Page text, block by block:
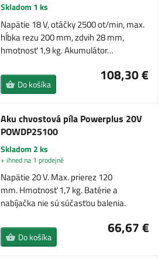
Skladom 1 ks
Napätie 18 V, otáčky 2500 ot/min, max.
hĺbka rezu 200 mm, zdvih 28 mm,
hmotnosť 1,9 kg. Akumulátor…
108,30 €
Do košíka
Aku chvostová píla Powerplus 20V
POWDP25100
Skladom 2 ks
+ ihned na 1 prodejně
Napätie 20 V. Max. prierez 120
mm. Hmotnosť 1,7 kg. Batérie a
nabíjačka nie sú súčasťou balenia.
66,67 €
Do košíka